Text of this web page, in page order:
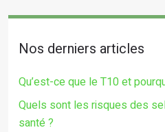
Nos derniers articles
Qu’est-ce que le T10 et
Quels sont les risques des
santé ?